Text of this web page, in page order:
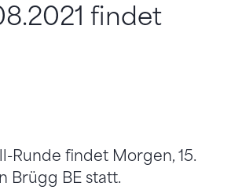
findet
Runde findet Morgen, 15.
Brügg BE statt.